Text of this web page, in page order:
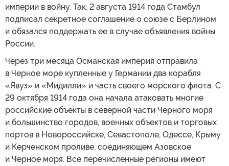
империи в войну. Так, 2 августа 1914 года Стамбул
подписал секретное соглашение о союзе с Берлином
и обязался поддержать ее в случае объявления войны
России.
Через три месяца Османская империя отправила
в Черное море купленные у Германии два корабля
«Явуз» и «Мидилли» и часть своего морского флота. С
29 октября 1914 года она начала атаковать многие
российские объекты в северной части Черного моря
и большинство городов, военных объектов и торговых
портов в Новороссийске, Севастополе, Одессе, Крыму
и Керченском проливе, соединяющем Азовское
и Черное моря. Все перечисленные регионы имеют